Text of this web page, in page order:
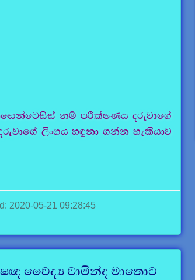
නම් පරීක්ෂණය දරුවාගේ
ලිංගය හඳුනා ගන්න හැකියාව
2020-05-21 09:28:45
වෛද්‍ය චාමින්ද මාතොට